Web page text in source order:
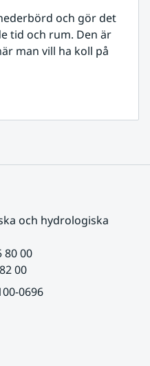
och gör det
tid och rum. Den är
man vill ha koll på
och hydrologiska
80 00
00
0696